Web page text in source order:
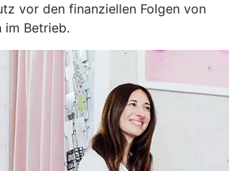
vor den finanziellen Folgen von
im Betrieb.